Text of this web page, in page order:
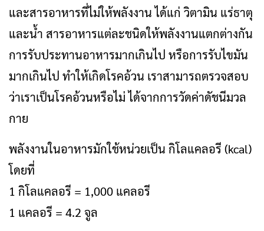
และสารอาหารที่ไม่ให้พลังงาน ได้แก่ วิตามิน แร่ธาตุ
และน้ํา สารอาหารแต่ละชนิดให้พลังงานแตกต่างกัน
การรับประทานอาหารมากเกินไป หรือการรับไขมัน
มากเกินไป ทําให้เกิดโรคอ้วน เราสามารถตรวจสอบ
ว่าเราเป็นโรคอ้วนหรือไม่ ได้จากการวัดค่าดัชนีมวล
กาย
พลังงานในอาหารมักใช้หน่วยเป็น กิโลแคลอรี (kcal)
โดยที่
1 กิโลแคลอรี = 1,000 แคลอรี
1 แคลอรี = 4.2 จูล